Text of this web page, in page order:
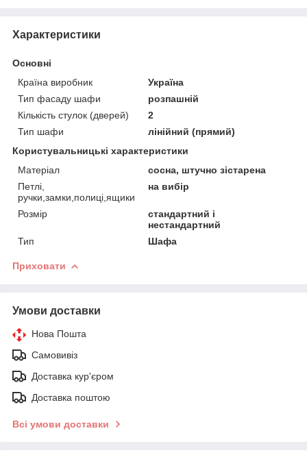
Характеристики
Основні
Країна виробник
Україна
Тип фасаду шафи
розпашній
Кількість стулок (дверей)
2
Тип шафи
лінійний (прямий)
Користувальницькі характеристики
Матеріал
сосна, штучно зістарена
Петлі,
ручки,замки,полиці,ящики
на вибір
Розмір
стандартний і
нестандартний
Тип
Шафа
Приховати
Умови доставки
Нова Пошта
Самовивіз
Доставка кур'єром
Доставка поштою
Всі умови доставки